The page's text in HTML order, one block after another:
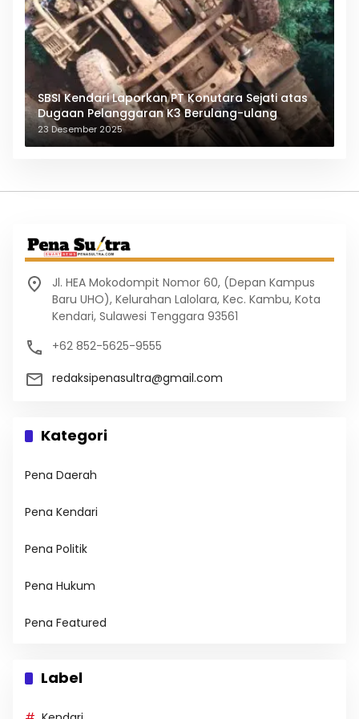
SBSI Kendari Laporkan PT Konutara Sejati atas
Dugaan Pelanggaran K3 Berulang-ulang
23 Desember 2025
Jl. HEA Mokodompit Nomor 60, (Depan Kampus
Baru UHO), Kelurahan Lalolara, Kec. Kambu, Kota
Kendari, Sulawesi Tenggara 93561
+62 852-5625-9555
redaksipenasultra@gmail.com
Kategori
Pena Daerah
Pena Kendari
Pena Politik
Pena Hukum
Pena Featured
Label